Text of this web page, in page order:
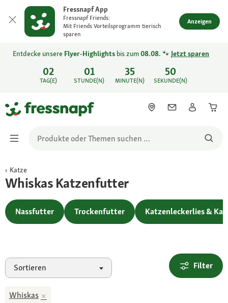
Fressnapf App
Fressnapf Friends:
Mit Friends Vorteilsprogramm tierisch
sparen
Anzeigen
02
TAG(E)
01
STUNDE(N)
35
MINUTE(N)
50
SEKUNDE(N)
Entdecke unsere Flyer-Highlights bis zum08.08. 🐾 Jetzt sparen
Katze
Whiskas Katzenfutter
Nassfutter Trockenfutter Katzenleckerlies &
Sortieren Filter
Whiskas